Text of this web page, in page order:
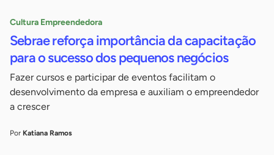
Cultura Empreendedora
Sebrae reforça importância da capacitação
para o sucesso dos pequenos negócios
Fazer cursos e participar de eventos facilitam o
desenvolvimento da empresa e auxiliam o empreendedor
a crescer
Por Katiana Ramos